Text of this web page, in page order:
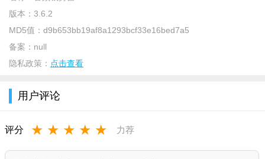
版本： 3.6.2
MD5值： d9b653bb19af8a1293bcf33e16bed7a5
备案： null
隐私政策： 点击查看
用户评论
评分 ★ ★ ★ ★ ★ 力荐